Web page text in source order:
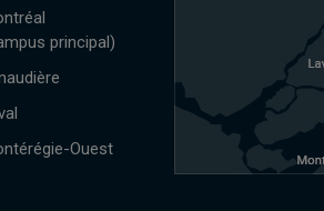
principal)
Ouest